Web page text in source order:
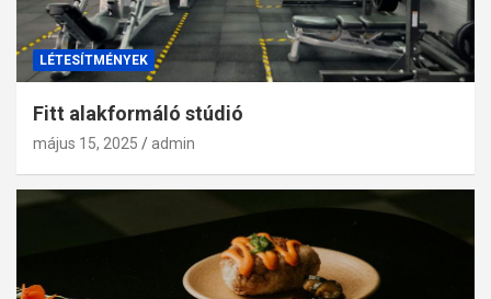
LÉTESÍTMÉNYEK
Fitt alakformáló stúdió
május 15, 2025 admin